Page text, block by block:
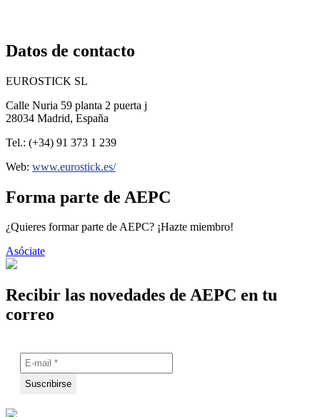
Datos de contacto
EUROSTICK SL
Calle Nuria 59 planta 2 puerta j
28034 Madrid, España
Tel.: (+34) 91 373 1 239
Web: www.eurostick.es/
Forma parte de AEPC
¿Quieres formar parte de AEPC? ¡Hazte miembro!
Asóciate
Recibir las novedades de AEPC en tu
correo